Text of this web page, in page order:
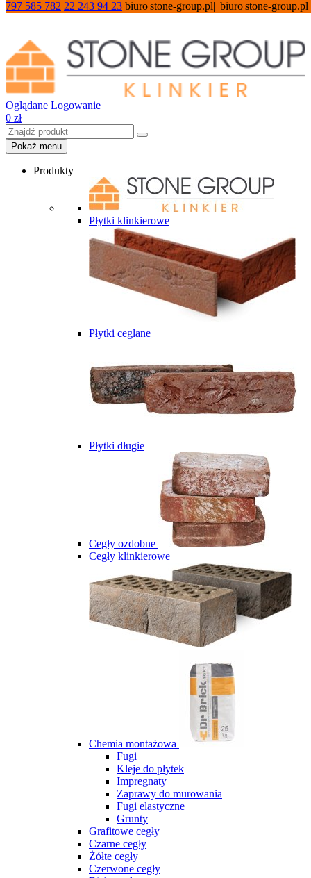
797 585 782 22 243 94 23 biuro|stone-group.pl| |biuro|stone-group.pl
Oglądane Logowanie
0 zł
Pokaż menu
Produkty
Płytki klinkierowe
Płytki ceglane
Płytki długie
Cegły ozdobne
Cegły klinkierowe
Chemia montażowa
Fugi
Kleje do płytek
Impregnaty
Zaprawy do murowania
Fugi elastyczne
Grunty
Grafitowe cegły
Czarne cegły
Żółte cegły
Czerwone cegły